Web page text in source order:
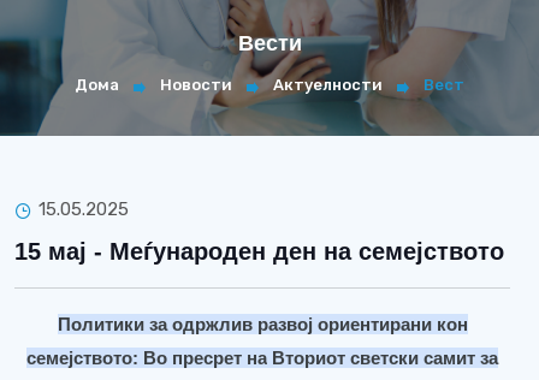
Вести
Дома Новости Актуелности Вест
15.05.2025
15 мај - Меѓународен ден на семејството
Политики за одржлив развој ориентирани кон
семејството: Во пресрет на Вториот светски самит за